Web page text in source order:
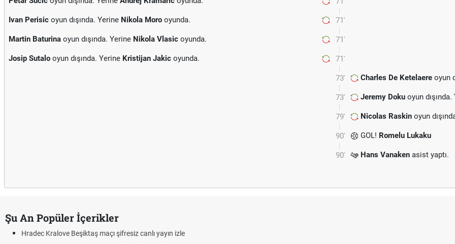
71'
Ivan Perisic oyun dışında. Yerine Nikola Moro oyunda.
71'
Martin Baturina oyun dışında. Yerine Nikola Vlasic oyunda.
71'
Josip Sutalo oyun dışında. Yerine Kristijan Jakic oyunda.
73' Charles De Ketelaere oyun
73' Jeremy Doku oyun
79' Nicolas Raskin oyun
90' GOL! Romelu Lukaku
90' Hans Vanaken asist yaptı.
Şu An Popüler İçerikler
maçı şifresiz canlı yayın izle